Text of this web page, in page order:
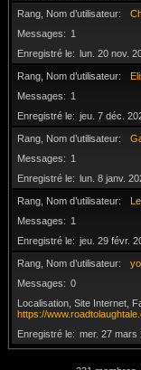
Rang, Nom d’utilisateur
Messages
1
Enregistré le
lun. 20 nov.
Rang, Nom d’utilisateur
Messages
1
Enregistré le
jeu. 7 déc.
Rang, Nom d’utilisateur
Messages
1
Enregistré le
lun. 8 janv.
Rang, Nom d’utilisateur
Messages
1
Enregistré le
jeu. 29 févr.
Rang, Nom d’utilisateur
Messages
0
Localisation, Site Internet,
https://
Enregistré le
mer. 27 mars